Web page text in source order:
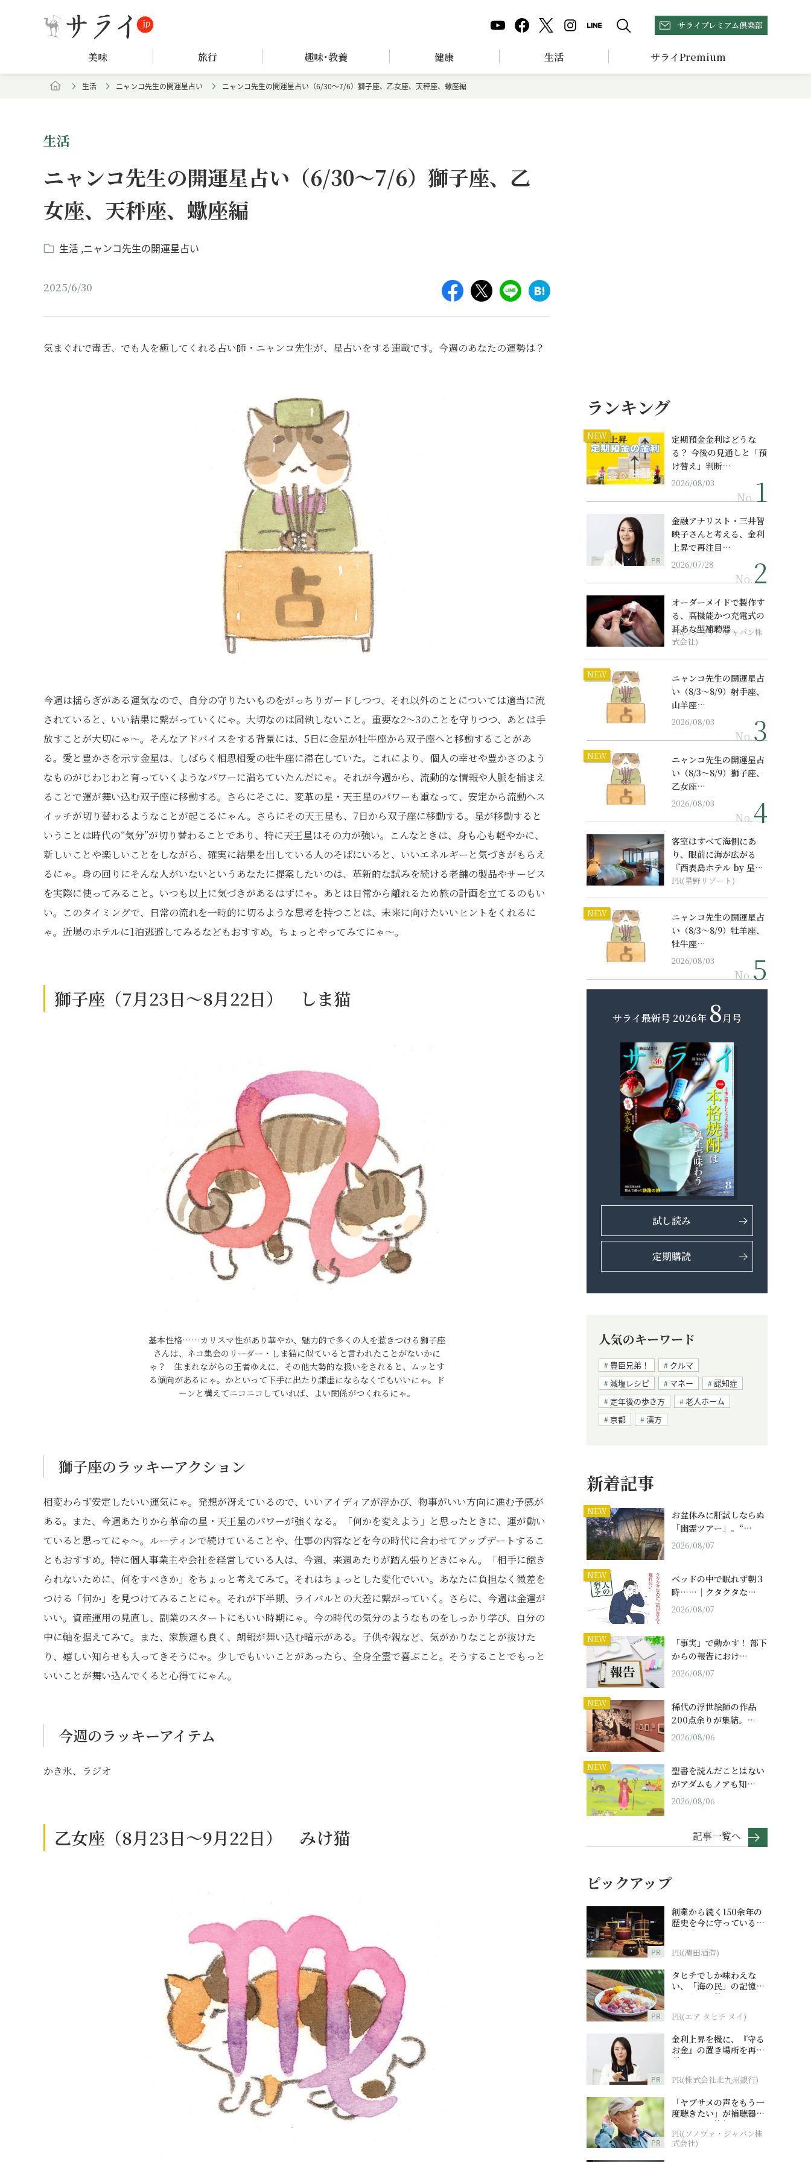
サライプレミアム倶楽部
美味 旅行 趣味･教養 健康 生活 サライPremium
生活 ニャンコ先生の開運星占い ニャンコ先生の開運星占い（6/30～7/6）獅子座、乙女座、天秤座、蠍座編
生活
ニャンコ先生の開運星占い（6/30～7/6）獅子座、乙
女座、天秤座、蠍座編
生活 ニャンコ先生の開運星占い
2025/6/30
気まぐれで毒舌、でも人を癒してくれる占い師・ニャンコ先生が、星占いをする連載です。今週のあなたの運勢は？
今週は揺らぎがある運気なので、自分の守りたいものをがっちりガードしつつ、それ以外のことについては適当に流
されていると、いい結果に繋がっていくにゃ。大切なのは固執しないこと。重要な2〜3のことを守りつつ、あとは手
放すことが大切にゃ〜。そんなアドバイスをする背景には、5日に金星が牡牛座から双子座へと移動することがあ
る。愛と豊かさを示す金星は、しばらく相思相愛の牡牛座に滞在していた。これにより、個人の幸せや豊かさのよう
なものがじわじわと育っていくようなパワーに満ちていたんだにゃ。それが今週から、流動的な情報や人脈を捕まえ
ることで運が舞い込む双子座に移動する。さらにそこに、変革の星・天王星のパワーも重なって、安定から流動へス
イッチが切り替わるようなことが起こるにゃん。さらにその天王星も、7日から双子座に移動する。星が移動すると
いうことは時代の“気分”が切り替わることであり、特に天王星はその力が強い。こんなときは、身も心も軽やかに、
新しいことや楽しいことをしながら、確実に結果を出している人のそばにいると、いいエネルギーと気づきがもらえ
るにゃ。身の回りにそんな人がいないというあなたに提案したいのは、革新的な試みを続ける老舗の製品やサービス
を実際に使ってみること。いつも以上に気づきがあるはずにゃ。あとは日常から離れるため旅の計画を立てるのもい
い。このタイミングで、日常の流れを一時的に切るような思考を持つことは、未来に向けたいいヒントをくれるに
ゃ。近場のホテルに1泊逃避してみるなどもおすすめ。ちょっとやってみてにゃ〜。
獅子座（7月23日～8月22日） しま猫
基本性格……カリスマ性があり華やか、魅力的で多くの人を惹きつける獅子座
さんは、ネコ集会のリーダー・しま猫に似ていると言われたことがないかに
ゃ？ 生まれながらの王者ゆえに、その他大勢的な扱いをされると、ムッとす
る傾向があるにゃ。かといって下手に出たり謙虚にならなくてもいいにゃ。ド
ーンと構えてニコニコしていれば、よい関係がつくれるにゃ。
獅子座のラッキーアクション
相変わらず安定したいい運気にゃ。発想が冴えているので、いいアイディアが浮かび、物事がいい方向に進む予感が
ある。また、今週あたりから革命の星・天王星のパワーが強くなる。「何かを変えよう」と思ったときに、運が動い
ていると思ってにゃ〜。ルーティンで続けていることや、仕事の内容などを今の時代に合わせてアップデートするこ
ともおすすめ。特に個人事業主や会社を経営している人は、今週、来週あたりが踏ん張りどきにゃん。「相手に飽き
られないために、何をすべきか」をちょっと考えてみて。それはちょっとした変化でいい。あなたに負担なく微差を
つける「何か」を見つけてみることにゃ。それが下半期、ライバルとの大差に繋がっていく。さらに、今週は金運が
いい。資産運用の見直し、副業のスタートにもいい時期にゃ。今の時代の気分のようなものをしっかり学び、自分の
中に軸を据えてみて。また、家族運も良く、朗報が舞い込む暗示がある。子供や親など、気がかりなことが抜けた
り、嬉しい知らせも入ってきそうにゃ。少しでもいいことがあったら、全身全霊で喜ぶこと。そうすることでもっと
いいことが舞い込んでくると心得てにゃん。
今週のラッキーアイテム
かき氷、ラジオ
乙女座（8月23日～9月22日） みけ猫
ランキング
NEW
定期預金金利はどうな
る？ 今後の見通しと「預
け替え」判断…
2026/08/03
No.
PR
金融アナリスト・三井智
映子さんと考える、金利
上昇で再注目…
2026/07/28
No.
オーダーメイドで製作す
る、高機能かつ充電式の
耳あな型補聴器
PR(ソノヴァ・ジャパン株
式会社)
NEW
ニャンコ先生の開運星占
い（8/3～8/9）射手座、
山羊座…
2026/08/03
No.
NEW
ニャンコ先生の開運星占
い（8/3～8/9）獅子座、
乙女座…
2026/08/03
No.
客室はすべて海側にあ
り、眼前に海が広がる
『西表島ホテル by 星野
リゾート』
PR(星野リゾート)
NEW
ニャンコ先生の開運星占
い（8/3～8/9）牡羊座、
牡牛座…
2026/08/03
No.
サライ最新号 2026年 8月号
試し読み
定期購読
人気のキーワード
豊臣兄弟！
クルマ
減塩レシピ
マネー
認知症
定年後の歩き方
老人ホーム
京都
漢方
新着記事
NEW
お盆休みに肝試しならぬ
「幽霊ツアー」。“…
2026/08/07
NEW
ベッドの中で眠れず朝３
時……｜クタクタな…
2026/08/07
NEW
「事実」で動かす！ 部下
からの報告におけ…
2026/08/07
NEW
稀代の浮世絵師の作品
200点余りが集結。…
2026/08/06
NEW
聖書を読んだことはない
がアダムもノアも知…
2026/08/06
記事一覧へ
ピックアップ
PR
創業から続く150余年の
歴史を今に守っている濵
田酒造
PR(濵田酒造)
PR
タヒチでしか味わえな
い、「海の民」の記憶へ
とつながる旅
PR(エア タヒチ ヌイ)
PR
金利上昇を機に、『守る
お金』の置き場所を再検
討
PR(株式会社北九州銀行)
PR
「ヤブサメの声をもう一
度聴きたい」が補聴器チ
ャレンジの後押しに
PR(ソノヴァ・ジャパン株
式会社)